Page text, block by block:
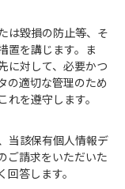
は毀損の防止等、そ
置を講じます。ま
に対して、必要かつ
の適切な管理のため
を遵守します。
当該保有個人情報デ
ご請求をいただいた
答します。